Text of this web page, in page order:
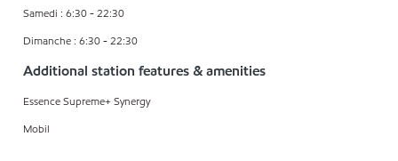
Samedi : 6:30 - 22:30
Dimanche : 6:30 - 22:30
Additional station features & amenities
Essence Supreme+ Synergy
Mobil